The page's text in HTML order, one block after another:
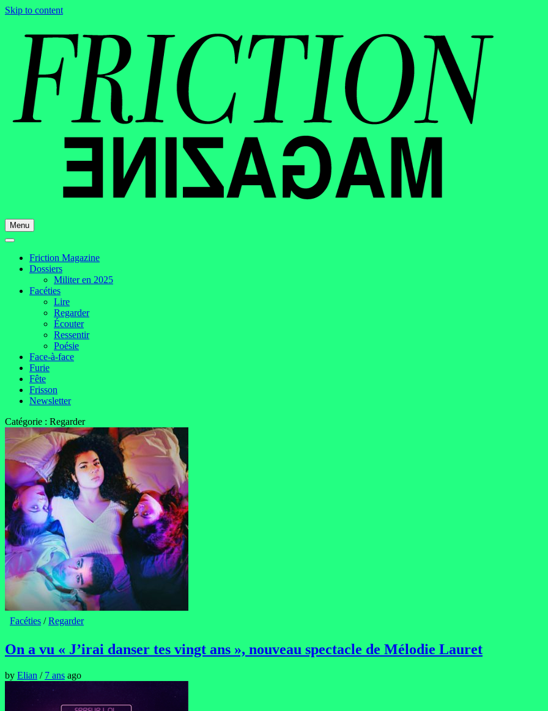
Skip to content
Menu
Friction Magazine
Dossiers
Militer en 2025
Facéties
Lire
Regarder
Écouter
Ressentir
Poésie
Face-à-face
Furie
Fête
Frisson
Newsletter
Catégorie : Regarder
Facéties /Regarder
On a vu « J’irai danser tes vingt ans », nouveau spectacle de Mélodie Lauret
by Elian / 7 ans ago